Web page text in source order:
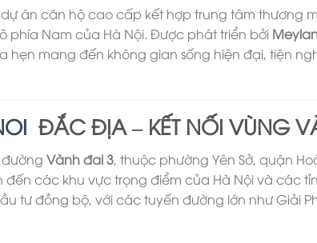
án căn hộ cao cấp kết hợp trung tâm thương
phía Nam của Hà Nội. Được phát triển bởi
hẹn mang đến không gian sống hiện đại, tiện
ĐẮC ĐỊA – KẾT NỐI VÙNG
Vành đai 3, thuộc phường Yên Sở, quận
các khu vực trọng điểm của Hà Nội và các
tư đồng bộ, với các tuyến đường lớn như Giải